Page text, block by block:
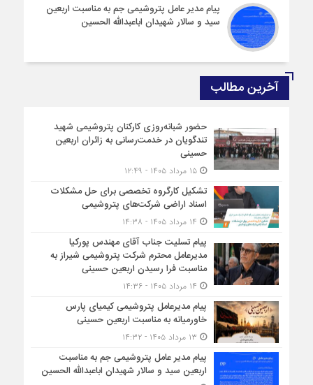
پیام مدیر عامل پتروشیمی جم به مناسبت اربعین
سید و سالار شهیدان اباعبدالله الحسین
آخرین مطالب
حضور شبانه‌روزی کارکنان پتروشیمی شهید
تندگویان در خدمت‌رسانی به زائران اربعین
حسینی
۱۵ مرداد ۱۴۰۵ - ۱۲:۴۹
تشکیل کارگروه تخصصی برای حل مشکلات
اسناد اراضی شرکت‌های پتروشیمی
پیام تسلیت جناب آقای مهندس پوركیا
مدیرعامل محترم شركت پتروشیمی شیراز به
مناسبت فرا رسیدن اربعین حسینی
پیام مدیرعامل پتروشیمی کیمیای پارس
خاورمیانه به مناسبت اربعین حسینی
پیام مدیر عامل پتروشیمی جم به مناسبت
اربعین سید و سالار شهیدان اباعبدالله الحسین